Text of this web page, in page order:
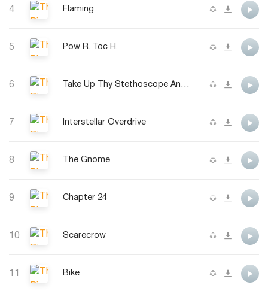
4 Flaming
5 Pow R. Toc H.
6 Take Up Thy Stethoscope And Walk
7 Interstellar Overdrive
8 The Gnome
9 Chapter 24
10 Scarecrow
11 Bike